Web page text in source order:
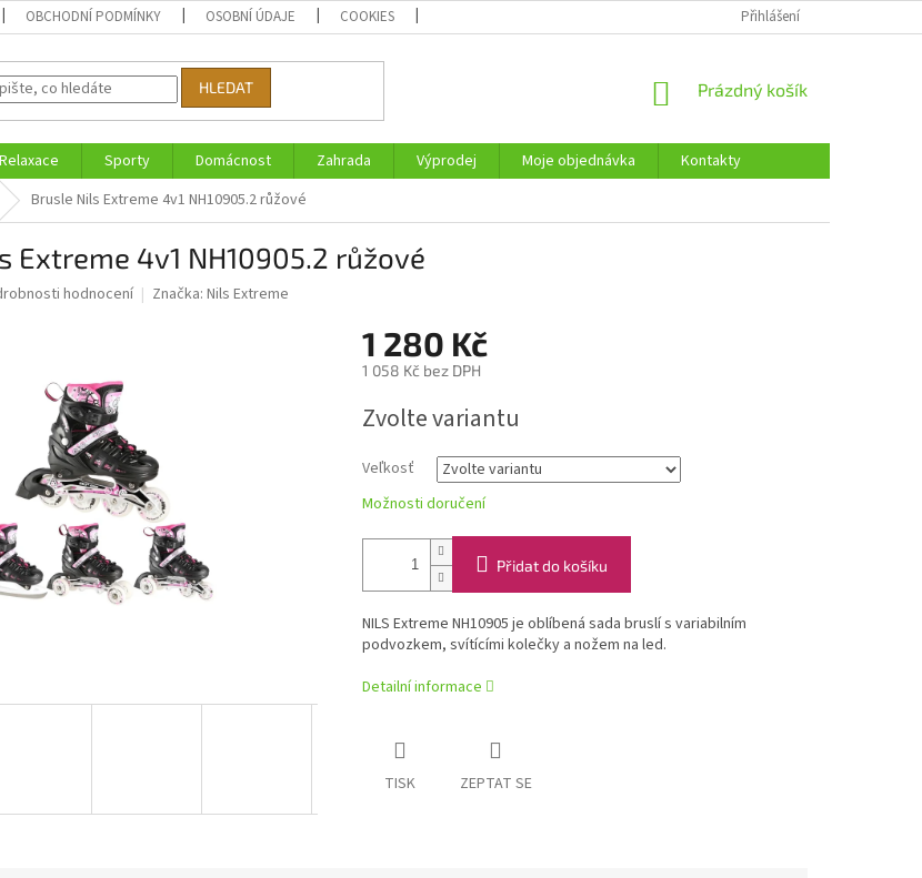
OBCHODNÍ PODMÍNKY OSOBNÍ ÚDAJE COOKIES Přihlášení
HLEDAT
NÁKUPNÍ
Prázdný košík
Sporty Domácnost Zahrada Výprodej Moje objednávka
Kontakty
Brusle Nils Extreme 4v1 NH10905.2 růžové
Extreme 4v1 NH10905.2 růžové
hodnocení Značka: Nils Extreme
1 280 Kč
1 058 Kč bez DPH
cena:
Zvolte variantu
Veľkosť
Možnosti doručení
Přidat do košíku
NILS Extreme NH10905 je oblíbená sada bruslí s variabilním
podvozkem, svítícími kolečky a nožem na led.
Detailní informace
TISK ZEPTAT SE